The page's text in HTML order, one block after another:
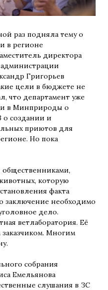
раз подняла тему о
в регионе
директора
Григорьев
цели в бюджете не
что департамент уже
в Минприроды о
о создании и
приютов для
Но пока
которую
факта
заключение необходимо
дело.
ветлаборатория. Её
Многим
собрания
Емельянова
слушания в ЗС